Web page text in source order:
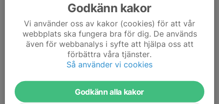
Prästängshallen (Sigtuna)
Samling 13:15. Meddela oss om ert barn inte är anmält eller inte
kan komma eller blir sjuk innan cupen. Barnen behöver ha
vattenflaska och vara klädda...
Godkänn kakor
Vi använder oss av kakor (cookies) för att vår
webbplats ska fungera bra för dig. De används
även för webbanalys i syfte att hjälpa oss att
förbättra våra tjänster.
Så använder vi cookies
Godkänn alla kakor